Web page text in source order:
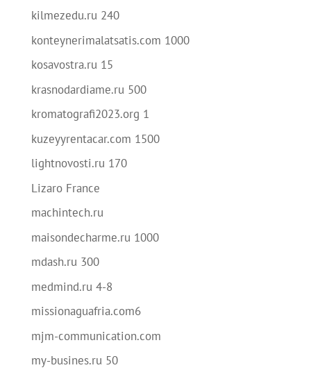
kilmezedu.ru 240
konteynerimalatsatis.com 1000
kosavostra.ru 15
krasnodardiame.ru 500
kromatografi2023.org 1
kuzeyyrentacar.com 1500
lightnovosti.ru 170
Lizaro France
machintech.ru
maisondecharme.ru 1000
mdash.ru 300
medmind.ru 4-8
missionaguafria.com6
mjm-communication.com
my-busines.ru 50